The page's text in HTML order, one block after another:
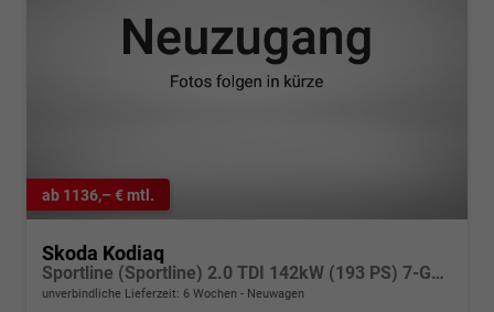
ab 1136,– € mtl.
Skoda Kodiaq
Sportline (Sportline) 2.0 TDI 142kW (193 PS) 7-Gang DSG 4x4
unverbindliche Lieferzeit: 6 Wochen Neuwagen